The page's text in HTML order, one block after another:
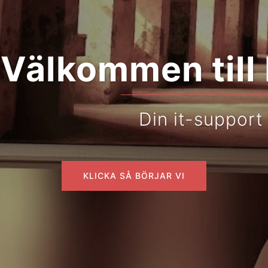
till
Din it-support
KLICKA SÅ BÖRJAR VI